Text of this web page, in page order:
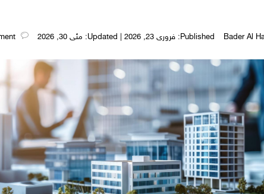
Published: فروری 23, 2026 | Updated: مئی 30, 2026